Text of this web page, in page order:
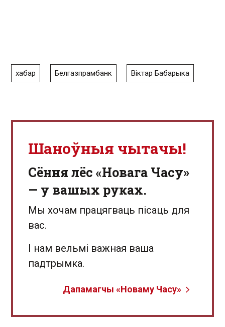
хабар Белгазпрамбанк Віктар Бабарыка
Шаноўныя чытачы!
Сёння лёс «Новага Часу»
— у вашых руках.
Мы хочам працягваць пісаць для
вас.
І нам вельмі важная ваша
падтрымка.
Дапамагчы «Новаму Часу»